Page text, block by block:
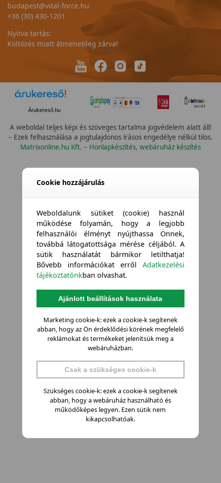
budapest@vital-force.hu
+36 (30) 430-1201
Nyitva tartás:
Költözés miatt átmenetileg zárva!
Árukereső.hu
A weboldal teljes képi és szöveges tartalma jogvédelem alatt áll!
– Ezek felhasználása a jogtulajdonos írásos engedélye nélkül tilos.
Matrixonline.hu Kft. – Honlapkészítés, webáruház készítés
Cookie hozzájárulás
Weboldalunk sütiket (cookie) használ
működése folyamán, hogy a legjobb
felhasználói élményt nyújthassa Önnek,
továbbá látogatottsága mérése céljából. A
sütik használatát bármikor letilthatja!
Bővebb információkat errőlAdatkezelési
tájékoztatónkban olvashat.
Ajánlott beállítások használata
Marketing cookie-k: ezek a cookie-k segítenek
abban, hogy az Ön érdeklődési körének megfelelő
reklámokat és termékeket jelenítsük meg a
webáruházban.
Csak a szükséges cookie-k
Szükséges cookie-k: ezek a cookie-k segítenek
abban, hogy a webáruház használható és
működőképes legyen. Ezen sütik nem
kikapcsolhatóak.